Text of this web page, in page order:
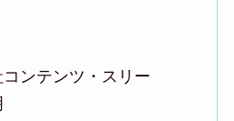
ンテンツ・スリー